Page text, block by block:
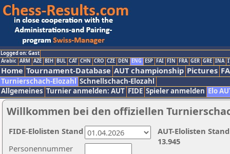
Logged on: Gast
Arabic ARM AZE BIH BUL CAT CHN CRO CZE DEN ENG ESP FAI FIN FRA GER GRE INA
Home Tournament-Database AUT championship Pictures
Turnierschach-Elozahl Schnellschach-Elozahl
Allgemeines Turnier anmelden: AUT FIDE Spieler anmelden Elo
Willkommen bei den offiziellen
Personennummer
AUT-Elolisten
13.945
FIDE-Elolisten Stand